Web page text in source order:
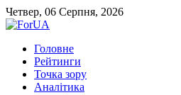
Четвер, 06 Серпня, 2026
Головне
Рейтинги
Точка зору
Аналітика